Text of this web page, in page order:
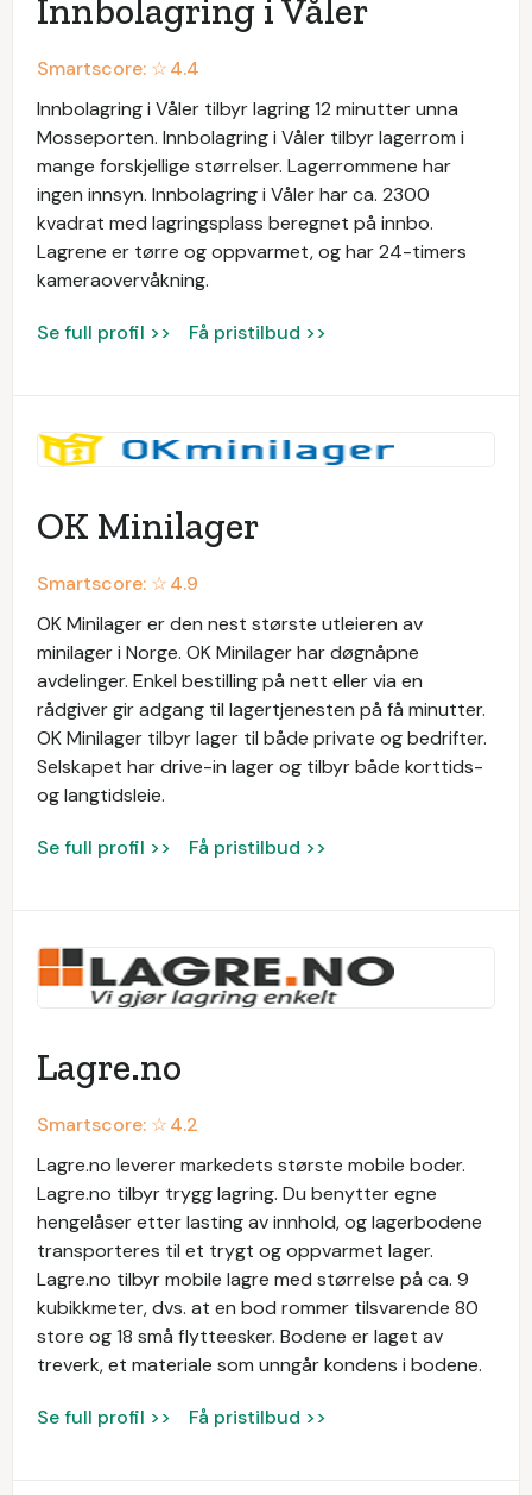
Innbolagring i Våler
Smartscore: ☆4.4
Innbolagring i Våler tilbyr lagring 12 minutter unna
Mosseporten. Innbolagring i Våler tilbyr lagerrom i
mange forskjellige størrelser. Lagerrommene har
ingen innsyn. Innbolagring i Våler har ca. 2300
kvadrat med lagringsplass beregnet på innbo.
Lagrene er tørre og oppvarmet, og har 24-timers
kameraovervåkning.
Se full profil >> Få pristilbud >>
OK Minilager
Smartscore: ☆4.9
OK Minilager er den nest største utleieren av
minilager i Norge. OK Minilager har døgnåpne
avdelinger. Enkel bestilling på nett eller via en
rådgiver gir adgang til lagertjenesten på få minutter.
OK Minilager tilbyr lager til både private og bedrifter.
Selskapet har drive-in lager og tilbyr både korttids-
og langtidsleie.
Se full profil >> Få pristilbud >>
Lagre.no
Smartscore: ☆4.2
Lagre.no leverer markedets største mobile boder.
Lagre.no tilbyr trygg lagring. Du benytter egne
hengelåser etter lasting av innhold, og lagerbodene
transporteres til et trygt og oppvarmet lager.
Lagre.no tilbyr mobile lagre med størrelse på ca. 9
kubikkmeter, dvs. at en bod rommer tilsvarende 80
store og 18 små flytteesker. Bodene er laget av
treverk, et materiale som unngår kondens i bodene.
Se full profil >> Få pristilbud >>